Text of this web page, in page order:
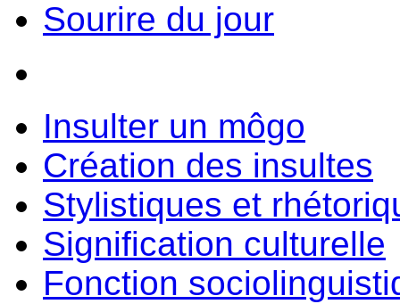
Sourire du jour
Insulter un môgo
Création des insultes
Stylistiques et
Signification culturelle
Fonction